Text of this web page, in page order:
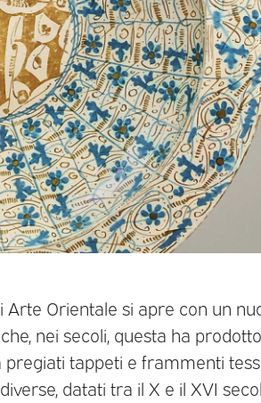
Orientale si apre con un
nei secoli, questa ha
tappeti e frammenti
datati tra il X e il XVI